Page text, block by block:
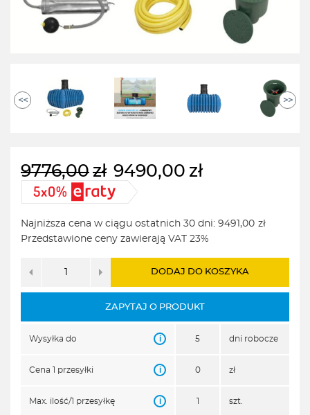
<< >>
9776,00 zł
Pierwotna
cena
wynosiła:
9776,00zł.
9490,00 zł
Aktualna
cena
wynosi:
9490,00zł.
Najniższa cena w ciągu ostatnich 30 dni: 9491,00 zł
Przedstawione ceny zawierają VAT 23%
DODAJ DO KOSZYKA
ZAPYTAJ O PRODUKT
Wysyłka do i 5 dni robocze
Cena 1 przesyłki i 0 zł
Max. ilość/1 przesyłkę i szt.